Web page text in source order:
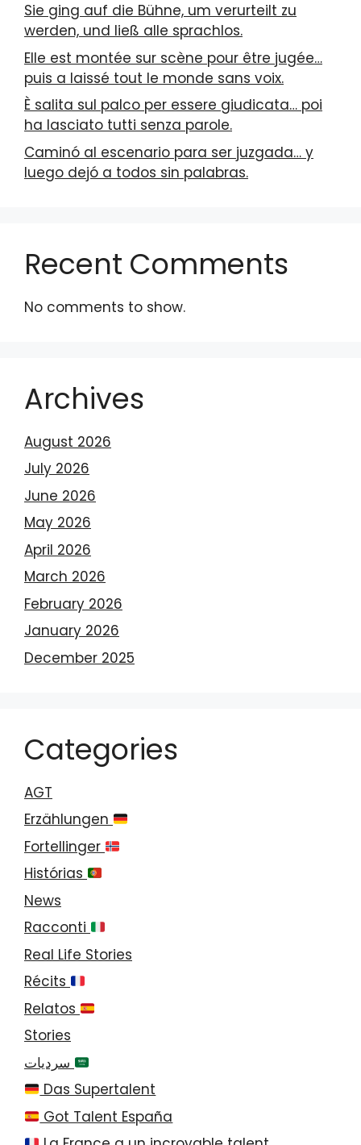
Sie ging auf die Bühne, um verurteilt zu
werden, und ließ alle sprachlos.
Elle est montée sur scène pour être jugée…
puis a laissé tout le monde sans voix.
È salita sul palco per essere giudicata… poi
ha lasciato tutti senza parole.
Caminó al escenario para ser juzgada… y
luego dejó a todos sin palabras.
Recent Comments
No comments to show.
Archives
August 2026
July 2026
June 2026
May 2026
April 2026
March 2026
February 2026
January 2026
December 2025
Categories
AGT
Erzählungen
Fortellinger
Histórias
News
Racconti
Real Life Stories
Récits
Relatos
Stories
Das Supertalent
Got Talent España